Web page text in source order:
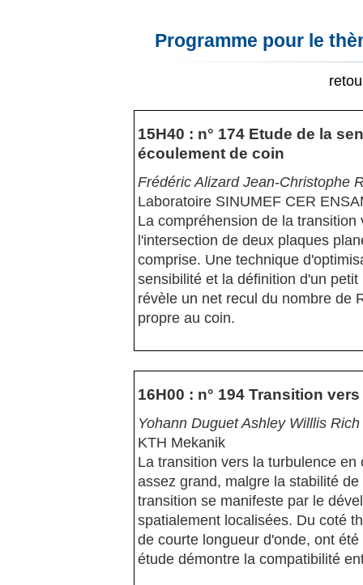
Programme pour le
15H40 : n° 174 Etude de la
écoulement de coin
Frédéric Alizard Jean-Christophe
Laboratoire SINUMEF CER
La compréhension de la
l'intersection de deux plaques
comprise. Une technique
sensibilité et la définition d'un
révèle un net recul du nombre de
propre au coin.
16H00 : n° 194 Transition
Yohann Duguet Ashley Willlis
KTH Mekanik
La transition vers la turbulence
assez grand, malgre la stabilité
transition se manifeste par le
spatialement localisées. Du coté
de courte longueur d'onde, ont
étude démontre la compatibilité